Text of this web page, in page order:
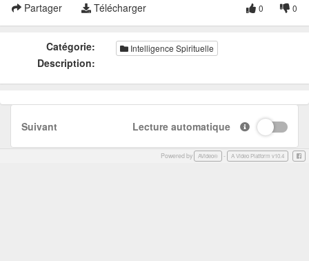
Partager Télécharger 0
0
Catégorie: Intelligence Spirituelle
Description:
Suivant Lecture automatique
Powered by AVideo® - A Video Platform v10.4